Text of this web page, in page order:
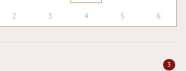
2 3 4 5 6
3